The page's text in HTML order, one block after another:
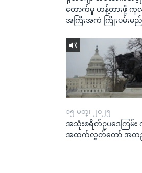
တောက်မှု ဟန့်တားဖို့ ကု
အကြီးအကဲ ကြိုးပမ်းမည်
၁၅ မတ္၊ ၂၀၂၅
အသုံးစရိတ်ဥပဒေကြမ်း
အထက်လွှတ်တော် အတ